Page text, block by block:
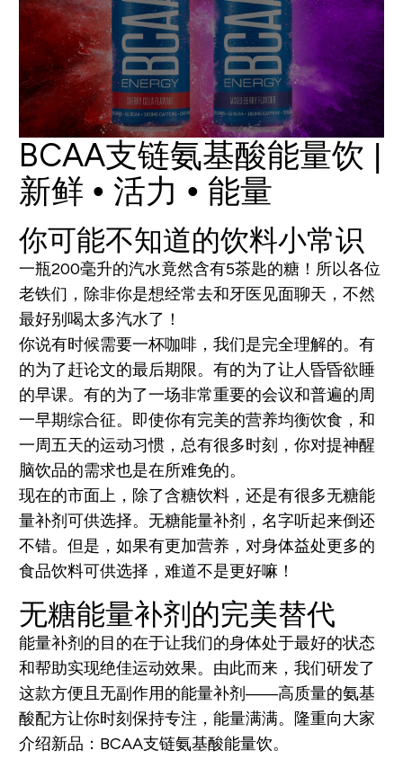
BCAA支链氨基酸能量饮 |
新鲜 • 活力 • 能量
你可能不知道的饮料小常识
一瓶200毫升的汽水竟然含有5茶匙的糖！所以各位
老铁们，除非你是想经常去和牙医见面聊天，不然
最好别喝太多汽水了！
你说有时候需要一杯咖啡，我们是完全理解的。有
的为了赶论文的最后期限。有的为了让人昏昏欲睡
的早课。有的为了一场非常重要的会议和普遍的周
一早期综合征。即使你有完美的营养均衡饮食，和
一周五天的运动习惯，总有很多时刻，你对提神醒
脑饮品的需求也是在所难免的。
现在的市面上，除了含糖饮料，还是有很多无糖能
量补剂可供选择。无糖能量补剂，名字听起来倒还
不错。但是，如果有更加营养，对身体益处更多的
食品饮料可供选择，难道不是更好嘛！
无糖能量补剂的完美替代
能量补剂的目的在于让我们的身体处于最好的状态
和帮助实现绝佳运动效果。由此而来，我们研发了
这款方便且无副作用的能量补剂——高质量的氨基
酸配方让你时刻保持专注，能量满满。隆重向大家
介绍新品：BCAA支链氨基酸能量饮。